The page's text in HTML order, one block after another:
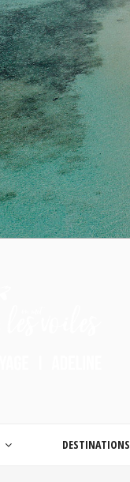
DESTINATIONS